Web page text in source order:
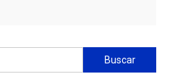
Buscar: